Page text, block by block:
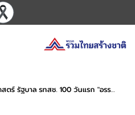
รัฐบาล รทสช. 100 วันแรก "อรรถวิชช์" ชู ฟื้นฟูเศรษฐกิจชาติ